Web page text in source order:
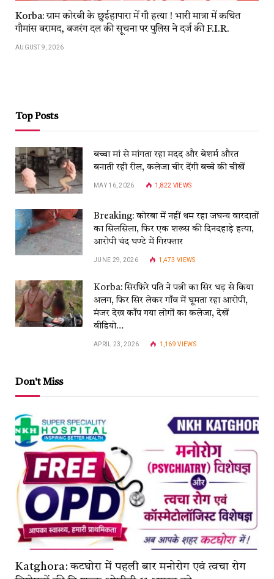
Korba: ग्राम कोरबी के छुईहापारा में गौ हत्या ! भारी मात्रा में कथित
गौमांस बरामद, बजरंग दल की सूचना पर पुलिस ने दर्ज की F.I.R.
AUGUST 9, 2026
Top Posts
बच्चा मां से मांगता रहा मदद और बेशर्म औरत
बनाती रही रील, कलेजा चीर देंगी बच्चे की चीखें
MAY 16, 2026 1,822 VIEWS
Breaking: कोरबा में नहीं थम रहा जघन्य वारदातों
का सिलसिला, फिर एक शख्स की दिनदहाड़े हत्या,
आरोपी चंद घण्टे में गिरफ्तार
JUNE 29, 2026 1,473VIEWS
Korba: सिरफिरे पति ने पत्नी का सिर धड़ से किया
अलग, फिर सिर लेकर गाँव में घूमता रहा आरोपी,
मंजर देख काँप गया लोगों का कलेजा, देखें
वीडियो…
APRIL 23, 2026 1,169VIEWS
Don't Miss
Katghora: कटघोरा में पहली बार मनोरोग एवं त्वचा रोग